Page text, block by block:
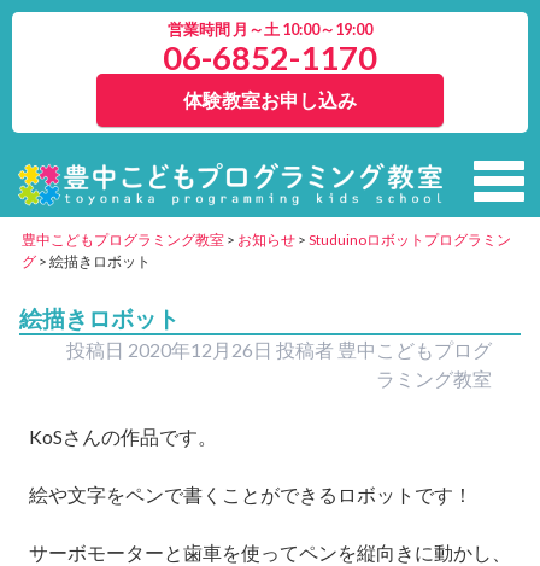
営業時間 月～土 10:00～19:00
06-6852-1170
体験教室お申し込み
豊中こどもプログラミング教室 > お知らせ > Studuinoロボットプログラミン
グ > 絵描きロボット
絵描きロボット
投稿日 2020年12月26日 投稿者 豊中こどもプログ
ラミング教室
KoSさんの作品です。
絵や文字をペンで書くことができるロボットです！
サーボモーターと歯車を使ってペンを縦向きに動かし、